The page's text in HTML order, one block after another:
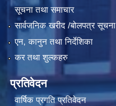
सूचना तथा समाचार
सार्वजनिक खरीद /बोलपत्र सूचना
एन, कानुन तथा निर्देशिका
कर तथा शुल्कहरु
प्रतिवेदन
वार्षिक प्रगति प्रतिवेदन